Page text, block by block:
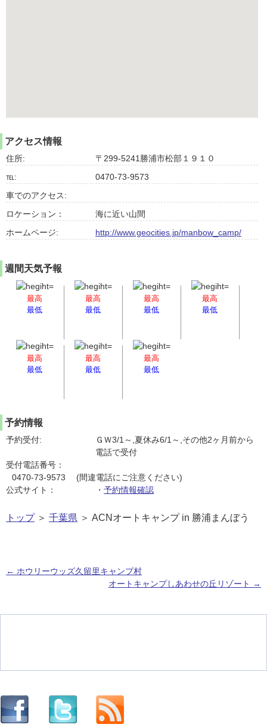
アクセス情報
住所:
〒299-5241勝浦市松部１９１０
℡:
0470-73-9573
車でのアクセス:
ロケーション：
海に近い山間
ホームページ:
http://www.geocities.jp/manbow_camp/
週間天気予報
最高
最低
最高
最低
最高
最低
最高
最低
最高
最低
最高
最低
最高
最低
予約情報
予約受付:
ＧＷ3/1～,夏休み6/1～,その他2ヶ月前から
電話で受付
受付電話番号：
0470-73-9573 (間違電話にご注意ください)
公式サイト：
・ 予約情報確認
トップ＞ 千葉県 ＞ ACNオートキャンプ in 勝浦まんぼう
← ホウリーウッズ久留里キャンプ村
オートキャンプしあわせの丘リゾート →